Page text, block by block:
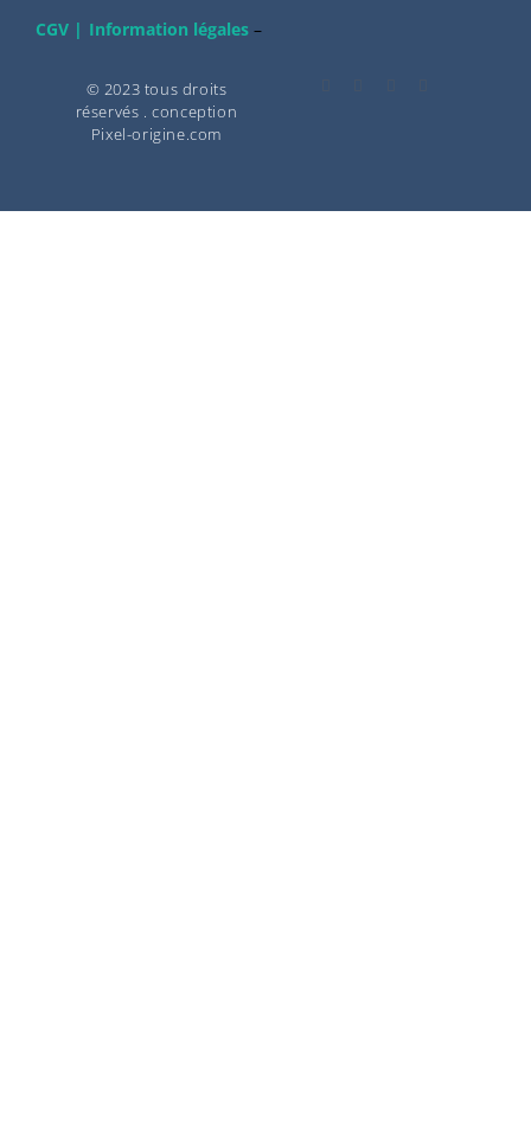
CGV | Information légales–
© 2023 tous droits
réservés . conception
Pixel-origine.com